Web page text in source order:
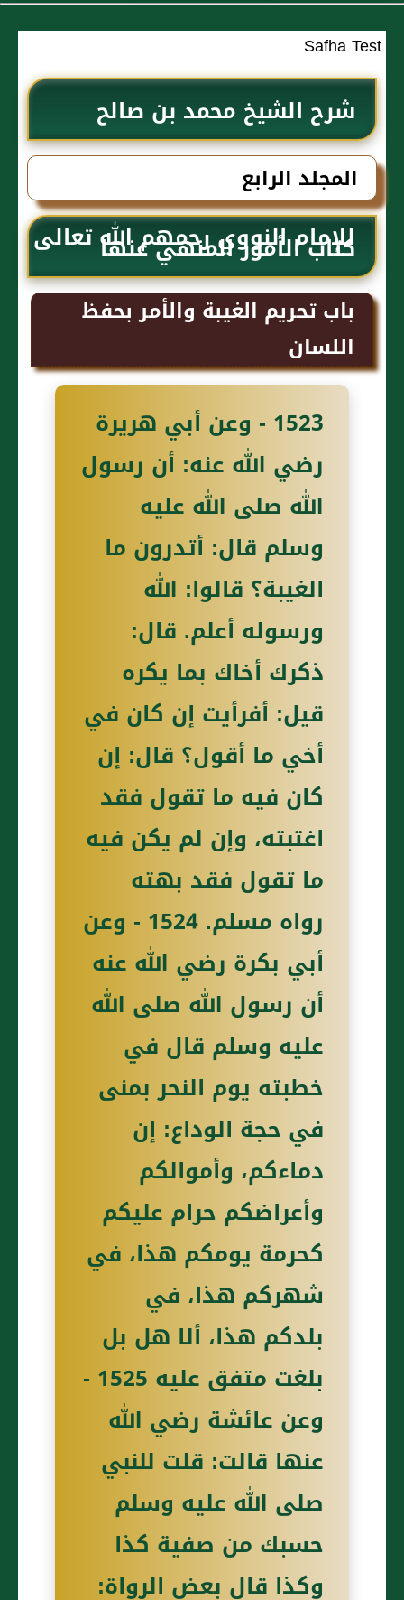
Safha Test
شرح الشيخ محمد بن صالح
العثيمين لكتاب رياض الصالحين
للإمام النووي رحمهم الله تعالى
المجلد الرابع
كتاب الأمور المنهي عنها
باب تحريم الغيبة والأمر بحفظ
اللسان
1523 - وعن أبي هريرة
رضي الله عنه: أن رسول
الله صلى الله عليه
وسلم قال: أتدرون ما
الغيبة؟ قالوا: الله
ورسوله أعلم. قال:
ذكرك أخاك بما يكره
قيل: أفرأيت إن كان في
أخي ما أقول؟ قال: إن
كان فيه ما تقول فقد
اغتبته، وإن لم يكن فيه
ما تقول فقد بهته
رواه مسلم. 1524 - وعن
أبي بكرة رضي الله عنه
أن رسول الله صلى الله
عليه وسلم قال في
خطبته يوم النحر بمنى
في حجة الوداع: إن
دماءكم، وأموالكم
وأعراضكم حرام عليكم
كحرمة يومكم هذا، في
شهركم هذا، في
بلدكم هذا، ألا هل بل
بلغت متفق عليه 1525 -
وعن عائشة رضي الله
عنها قالت: قلت للنبي
صلى الله عليه وسلم
حسبك من صفية كذا
وكذا قال بعض الرواة: